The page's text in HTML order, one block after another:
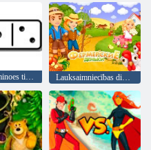
IPlayer: Dominoes tiešsaistē Lauksaimniecības dienas